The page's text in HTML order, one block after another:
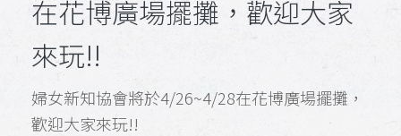
在花博廣場擺攤，歡迎大家
來玩!!
婦女新知協會將於4/26~4/28在花博廣場擺攤，
歡迎大家來玩!!